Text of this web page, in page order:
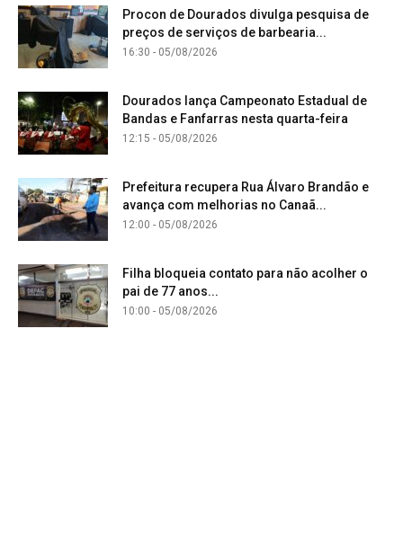
Procon de Dourados divulga pesquisa de
preços de serviços de barbearia...
16:30 - 05/08/2026
Dourados lança Campeonato Estadual de
Bandas e Fanfarras nesta quarta-feira
12:15 - 05/08/2026
Prefeitura recupera Rua Álvaro Brandão e
avança com melhorias no Canaã...
12:00 - 05/08/2026
Filha bloqueia contato para não acolher o
pai de 77 anos...
10:00 - 05/08/2026